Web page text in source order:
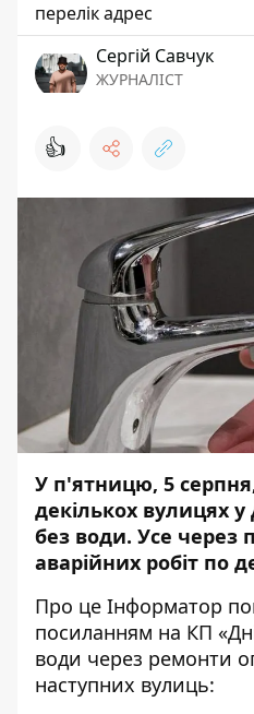
перелік адрес
Сергій Савчук
ЖУРНАЛІСТ
👍
У п'ятницю, 5
декількох вулицях
без води. Усе через
аварійних робіт по
Про це Інформатор
посиланням на КП «
води через ремонти
наступних вулиць: